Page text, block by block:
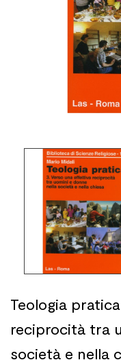
Teologia
reciprocità tra
società e nella